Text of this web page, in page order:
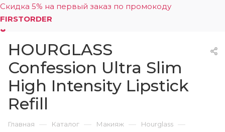
Скидка 5% на первый заказ по промокоду
FIRSTORDER
0
HOURGLASS
Confession Ultra Slim
High Intensity Lipstick
Refill
Главная — Каталог — Макияж — Hourglass —